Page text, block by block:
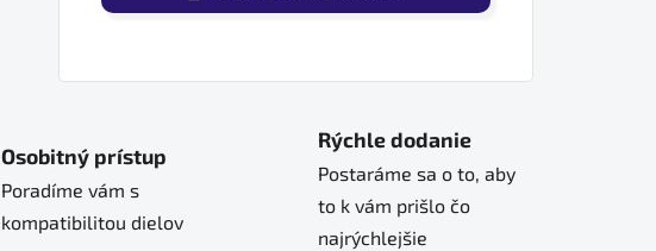
Osobitný prístup
Poradíme vám s
kompatibilitou dielov
Rýchle dodanie
Postaráme sa o to, aby
to k vám prišlo čo
najrýchlejšie